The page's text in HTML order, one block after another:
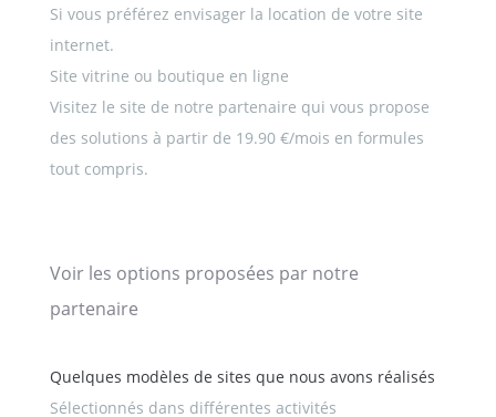
Si vous préférez envisager la location de votre site
internet.
Site vitrine ou boutique en ligne
Visitez le site de notre partenaire qui vous propose
des solutions à partir de 19.90 €/mois en formules
tout compris.
Voir les options proposées par notre
partenaire
Quelques modèles de sites que nous avons réalisés
Sélectionnés dans différentes activités